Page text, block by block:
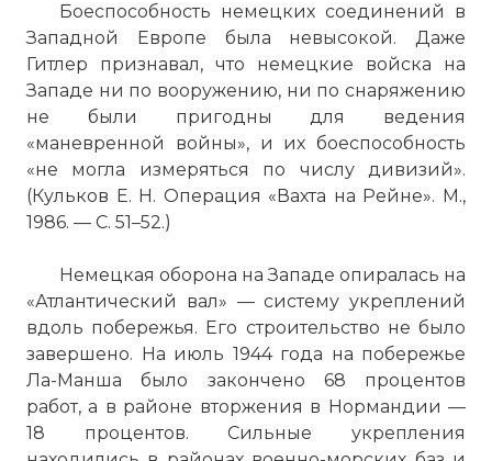
Боеспособность немецких соединений в
Западной Европе была невысокой. Даже
Гитлер признавал, что немецкие войска на
Западе ни по вооружению, ни по снаряжению
не были пригодны для ведения
«маневренной войны», и их боеспособность
«не могла измеряться по числу дивизий».
(Кульков Е. Н. Операция «Вахта на Рейне». М.,
1986. — С. 51–52.)
Немецкая оборона на Западе опиралась на
«Атлантический вал» — систему укреплений
вдоль побережья. Его строительство не было
завершено. На июль 1944 года на побережье
Ла-Манша было закончено 68 процентов
работ, а в районе вторжения в Нормандии —
18 процентов. Сильные укрепления
воен. службе с 1910, участник 1-й мировой
войны. Во время ноябрьской бурж.-
демократич. революции 1918 в Германии
командовал охранной ротой,
принимавшей участие в подавлении
выступлений трудящихся Рурской обл. С
1919 служил в рейхсвере: ком-р роты,
преподаватель тактики пех. школы в
Дрездене, ком-р егерского батальона в г.
Был преподавателем воен. школы в
Потсдаме, нач-ком воен. школы в Винер-
Нёйштадте, затем воен. комендантом
ставки Гитлера. С февр. 1940 ком-р 7-й
танк, дивизии, участвовавшей в походе
против Франции. С февр. 1941 по март
1943 командовал нем. экспедиц. силами